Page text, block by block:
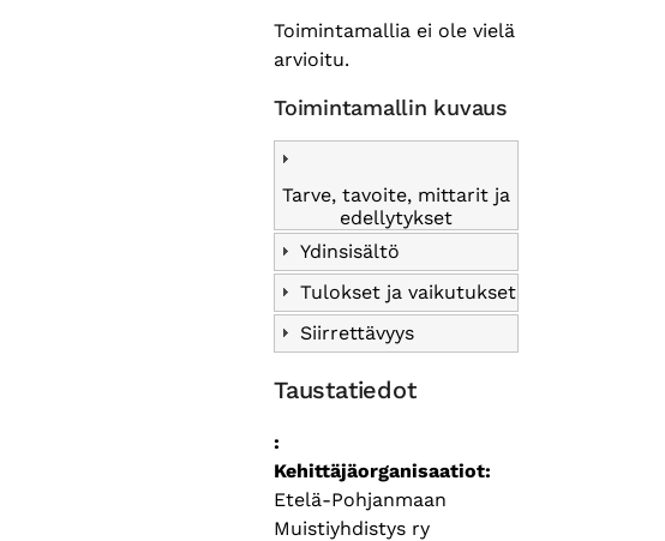
Toimintamallia ei ole vielä
arvioitu.
Toimintamallin kuvaus
Tarve, tavoite, mittarit ja
edellytykset
Ydinsisältö
Tulokset ja vaikutukset
Siirrettävyys
Taustatiedot
Kehittäjäorganisaatiot
Etelä-Pohjanmaan
Muistiyhdistys ry